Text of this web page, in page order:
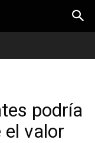
podría
valor